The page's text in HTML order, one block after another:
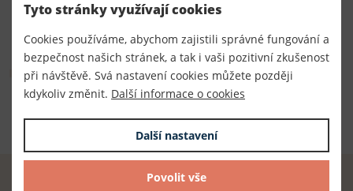
TKACZIK s.r.o.
Složení
100% polyester
Tyto stránky využívají cookies
Cookies používáme, abychom zajistili správné fungování a
bezpečnost našich stránek, a tak i vaši pozitivní zkušenost
při návštěvě. Svá nastavení cookies můžete později
kdykoliv změnit. Další informace o cookies
Další nastavení
Povolit vše